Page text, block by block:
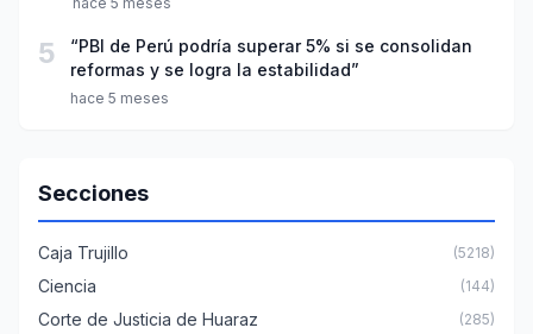
5
“PBI de Perú podría superar 5% si se consolidan
reformas y se logra la estabilidad”
hace 5 meses
Secciones
Caja Trujillo (5218)
Ciencia (144)
Corte de Justicia de Huaraz (285)